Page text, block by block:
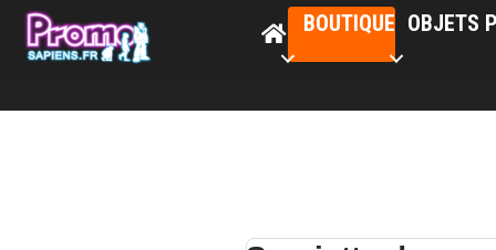
BOUTIQUE OBJETS